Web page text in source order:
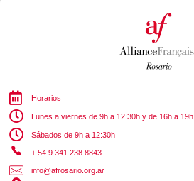
Horarios
Lunes a viernes de 9h a 12:30h y de 16h a 19h
Sábados de 9h a 12:30h
+ 54 9 341 238 8843
info@afrosario.org.ar